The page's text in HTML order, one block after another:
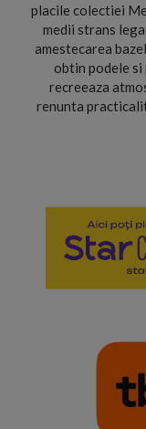
placile colectiei
medii strans
amestecarea
obtin podele
recreeaza
renunta